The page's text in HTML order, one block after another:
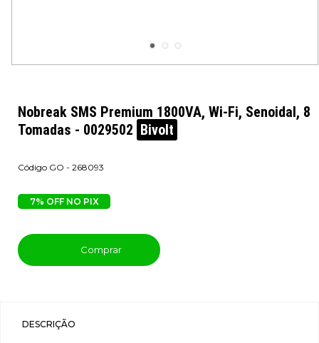
Nobreak SMS Premium 1800VA, Wi-Fi, Senoidal, 8
Tomadas - 0029502 Bivolt
GO - 268093
7% OFF NO PIX
Comprar
DESCRIÇÃO